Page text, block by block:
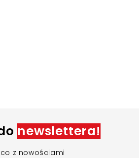
newslettera!
z nowościami